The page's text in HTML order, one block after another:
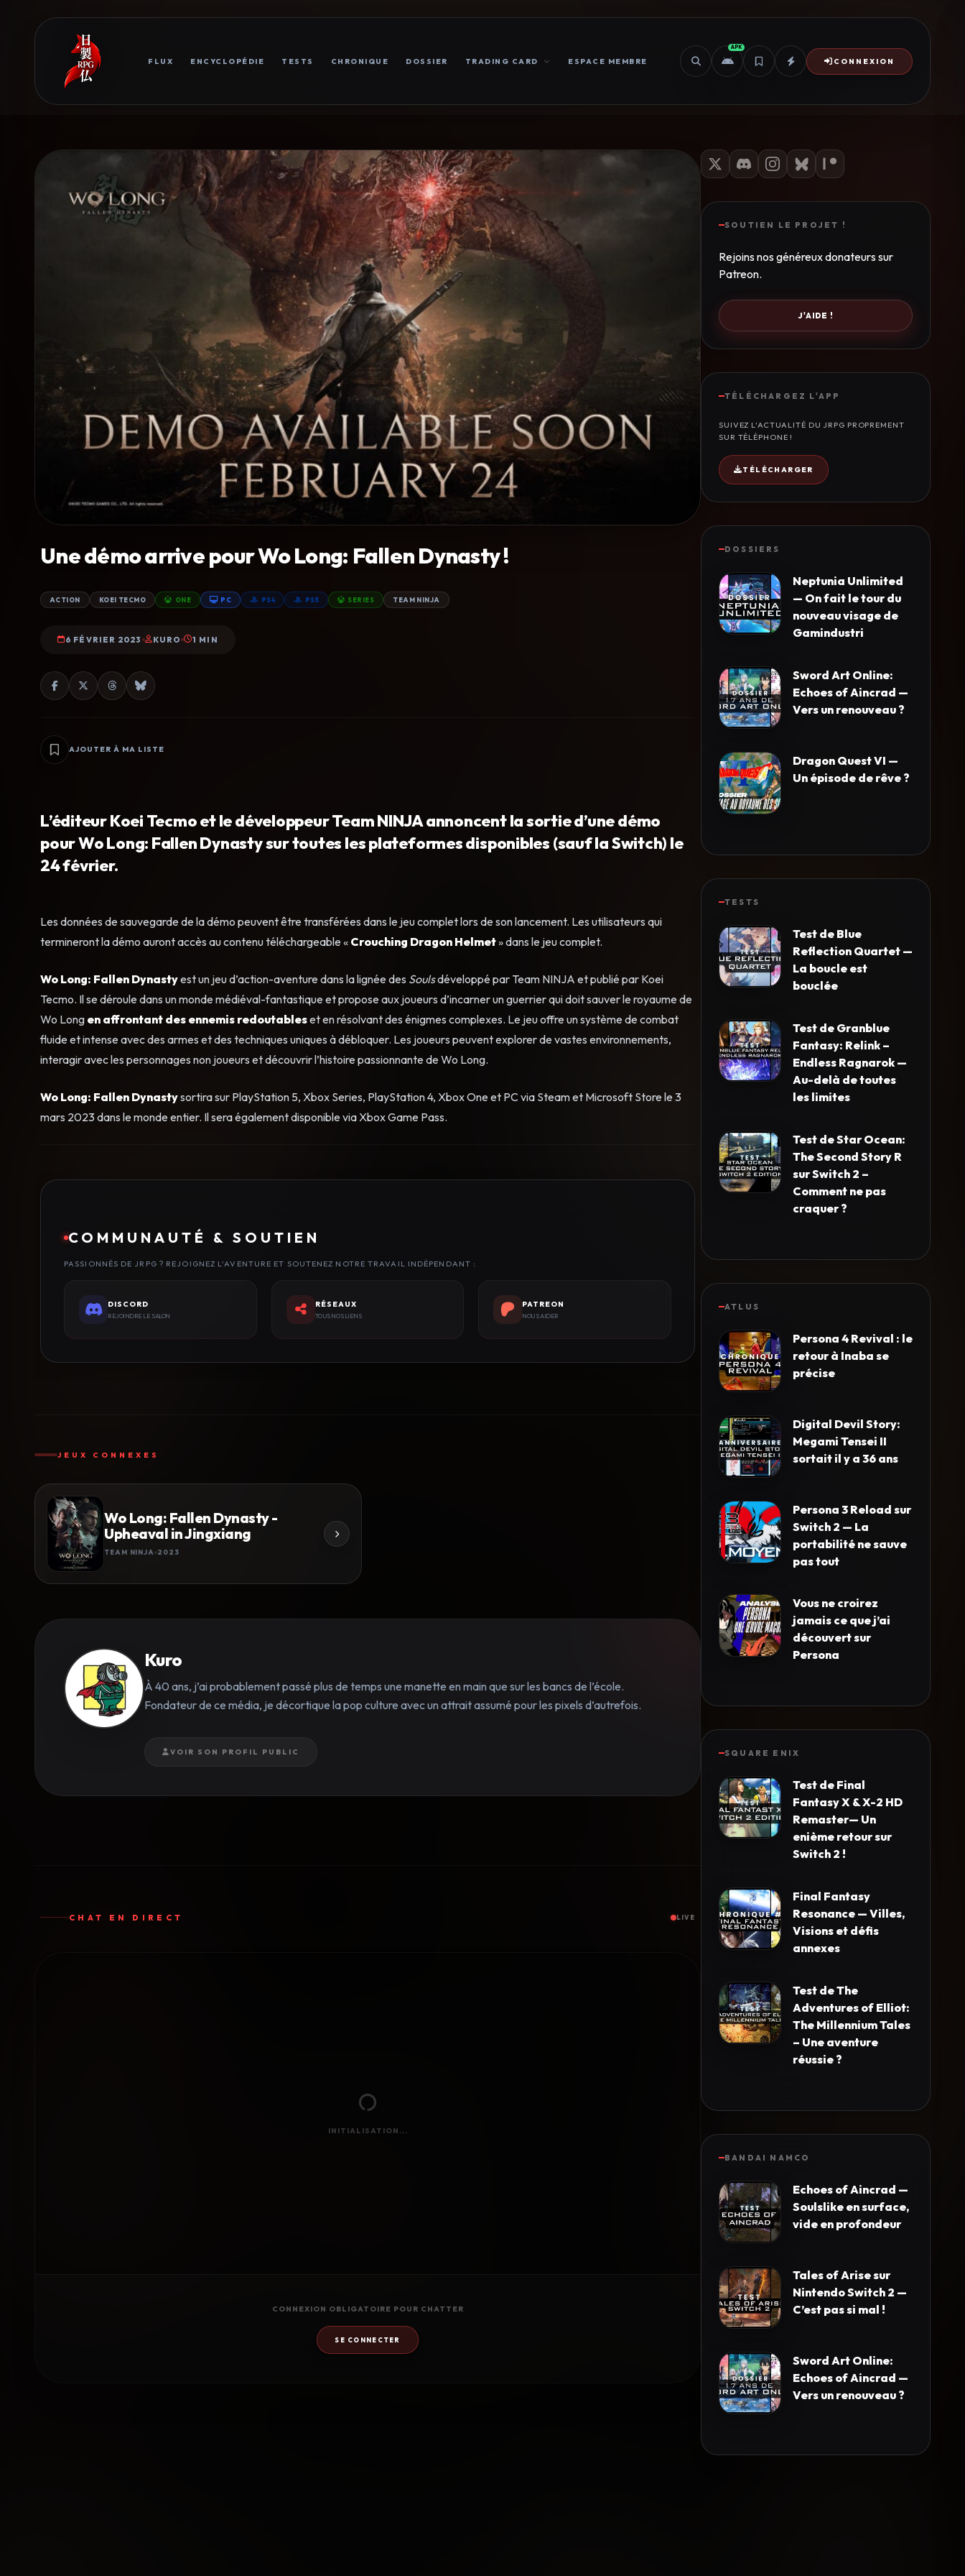
FLUX ENCYCLOPÉDIE TESTS CHRONIQUE DOSSIER TRADING CARD ESPACE MEMBRE
APK
CONNEXION
Une démo arrive pour Wo Long: Fallen Dynasty !
ACTION KOEI TECMO ONE PC PS4 PS5 SERIES TEAM NINJA
6 FÉVRIER 2023 KURO 1 MIN
AJOUTER À MA LISTE
L’éditeur Koei Tecmo et le développeur Team NINJA annoncent la sortie d’une démo
pour Wo Long: Fallen Dynasty sur toutes les plateformes disponibles (sauf la Switch) le
24 février.
Les données de sauvegarde de la démo peuvent être transférées dans le jeu complet lors de son lancement. Les utilisateurs qui
termineront la démo auront accès au contenu téléchargeable « Crouching Dragon Helmet» dans le jeu complet.
Wo Long: Fallen Dynastyest un jeu d’action-aventure dans la lignée des Soulsdéveloppé par Team NINJA et publié par Koei
Tecmo. Il se déroule dans un monde médiéval-fantastique et propose aux joueurs d’incarner un guerrier qui doit sauver le royaume de
Wo Long en affrontant des ennemis redoutableset en résolvant des énigmes complexes. Le jeu offre un système de combat
fluide et intense avec des armes et des techniques uniques à débloquer. Les joueurs peuvent explorer de vastes environnements,
interagir avec les personnages non joueurs et découvrir l’histoire passionnante de Wo Long.
Wo Long: Fallen Dynastysortira sur PlayStation 5, Xbox Series, PlayStation 4, Xbox One et PC via Steam et Microsoft Store le 3
mars 2023 dans le monde entier. Il sera également disponible via Xbox Game Pass.
COMMUNAUTÉ & SOUTIEN
PASSIONNÉS DE JRPG ? REJOIGNEZ L'AVENTURE ET SOUTENEZ NOTRE TRAVAIL INDÉPENDANT :
DISCORD
REJOINDRE LE SALON
RÉSEAUX
TOUS NOS LIENS
PATREON
NOUS AIDER
JEUX CONNEXES
Wo Long: Fallen Dynasty -
Upheaval in Jingxiang
TEAM NINJA 2023
Kuro
À 40 ans, j’ai probablement passé plus de temps une manette en main que sur les bancs de l’école.
Fondateur de ce média, je décortique la pop culture avec un attrait assumé pour les pixels d’autrefois.
VOIR SON PROFIL PUBLIC
CHAT EN DIRECT LIVE
INITIALISATION...
CONNEXION OBLIGATOIRE POUR CHATTER
SE CONNECTER
SOUTIEN LE PROJET !
Rejoins nos généreux donateurs sur
Patreon.
J'AIDE !
TÉLÉCHARGEZ L'APP
SUIVEZ L'ACTUALITÉ DU JRPG PROPREMENT
SUR TÉLÉPHONE !
TÉLÉCHARGER
DOSSIERS
Neptunia Unlimited
— On fait le tour du
nouveau visage de
Gamindustri
Sword Art Online:
Echoes of Aincrad —
Vers un renouveau ?
Dragon Quest VI —
Un épisode de rêve ?
TESTS
Test de Blue
Reflection Quartet —
La boucle est
bouclée
Test de Granblue
Fantasy: Relink –
Endless Ragnarok —
Au-delà de toutes
les limites
Test de Star Ocean:
The Second Story R
sur Switch 2 –
Comment ne pas
craquer ?
ATLUS
Persona 4 Revival : le
retour à Inaba se
précise
Digital Devil Story:
Megami Tensei II
sortait il y a 36 ans
Persona 3 Reload sur
Switch 2 — La
portabilité ne sauve
pas tout
Vous ne croirez
jamais ce que j’ai
découvert sur
Persona
SQUARE ENIX
Test de Final
Fantasy X & X-2 HD
Remaster— Un
enième retour sur
Switch 2 !
Final Fantasy
Resonance — Villes,
Visions et défis
annexes
Test de The
Adventures of Elliot:
The Millennium Tales
– Une aventure
réussie ?
BANDAI NAMCO
Echoes of Aincrad —
Soulslike en surface,
vide en profondeur
Tales of Arise sur
Nintendo Switch 2 —
C’est pas si mal !
Sword Art Online:
Echoes of Aincrad —
Vers un renouveau ?